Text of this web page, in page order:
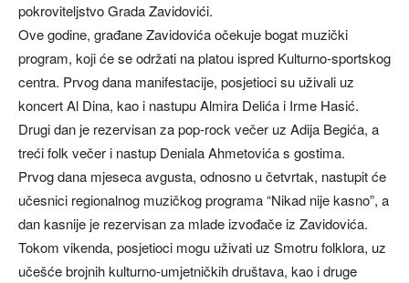
pokroviteljstvo Grada Zavidovići.
Ove godine, građane Zavidovića očekuje bogat muzički
program, koji će se održati na platou ispred Kulturno-sportskog
centra. Prvog dana manifestacije, posjetioci su uživali uz
koncert Al Dina, kao i nastupu Almira Delića i Irme Hasić.
Drugi dan je rezervisan za pop-rock večer uz Adija Begića, a
treći folk večer i nastup Deniala Ahmetovića s gostima.
Prvog dana mjeseca avgusta, odnosno u četvrtak, nastupit će
učesnici regionalnog muzičkog programa “Nikad nije kasno”, a
dan kasnije je rezervisan za mlade izvođače iz Zavidovića.
Tokom vikenda, posjetioci mogu uživati uz Smotru folklora, uz
učešće brojnih kulturno-umjetničkih društava, kao i druge